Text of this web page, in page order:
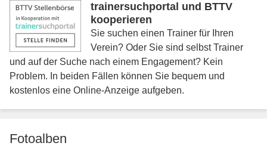
trainersuchportal und BTTV
kooperieren
Sie suchen einen Trainer für Ihren
Verein? Oder Sie sind selbst Trainer
und auf der Suche nach einem Engagement? Kein
Problem. In beiden Fällen können Sie bequem und
kostenlos eine Online-Anzeige aufgeben.
Fotoalben